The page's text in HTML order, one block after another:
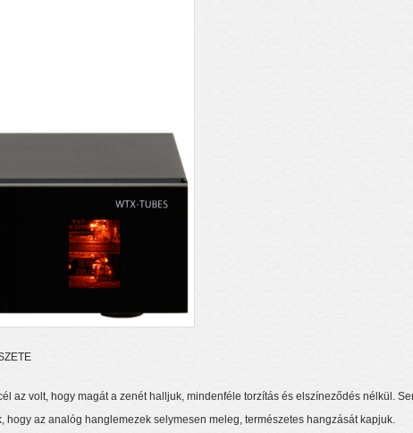
az volt, hogy magát a zenét halljuk, mindenféle torzítás és elszíneződés nélkül.
hogy az analóg hanglemezek selymesen meleg, természetes hangzását kapjuk.